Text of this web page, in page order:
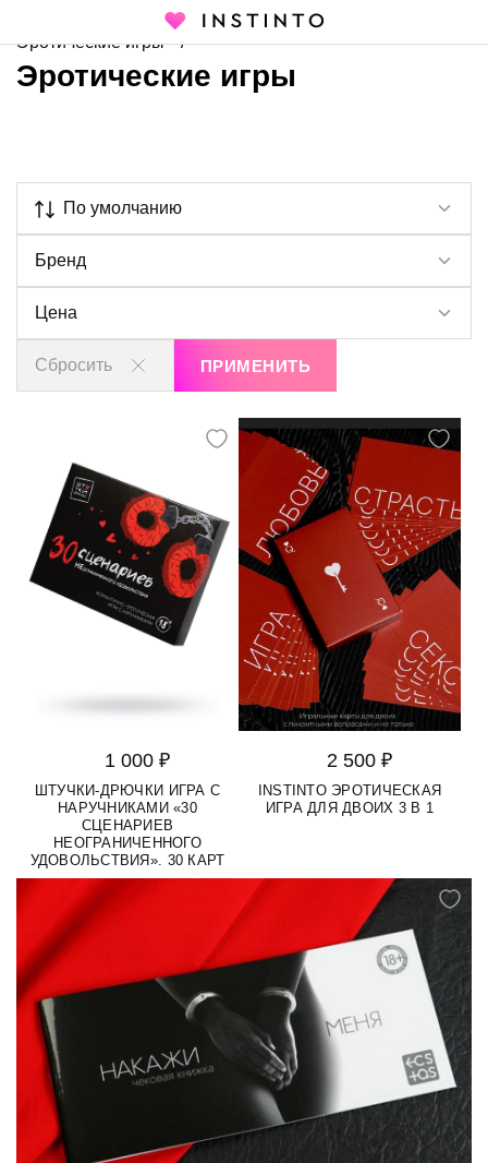
Каталог Товары для взрослых
Эротические игры
Эротические игры
По умолчанию
Бренд
Цена
Сбросить ПРИМЕНИТЬ
1 000 ₽
ШТУЧКИ-ДРЮЧКИ ИГРА С
НАРУЧНИКАМИ «30
СЦЕНАРИЕВ
НЕОГРАНИЧЕННОГО
УДОВОЛЬСТВИЯ». 30 КАРТ
2 500 ₽
INSTINTO ЭРОТИЧЕСКАЯ
ИГРА ДЛЯ ДВОИХ 3 В 1